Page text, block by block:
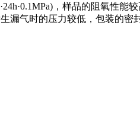
，样品的阻氧性
漏气时的压力较低，包装的